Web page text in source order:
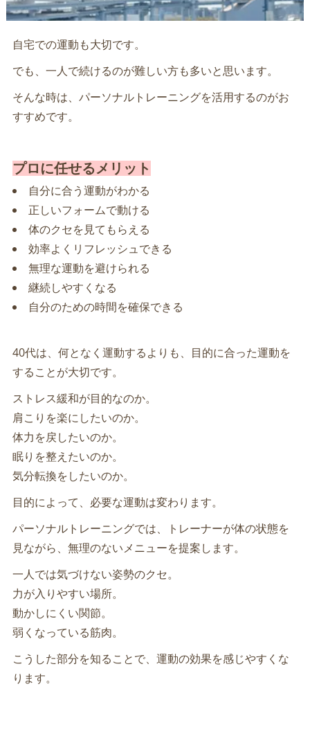
自宅での運動も大切です。
でも、一人で続けるのが難しい方も多いと思います。
そんな時は、パーソナルトレーニングを活用するのがお
すすめです。
プロに任せるメリット
自分に合う運動がわかる
正しいフォームで動ける
体のクセを見てもらえる
効率よくリフレッシュできる
無理な運動を避けられる
継続しやすくなる
自分のための時間を確保できる
40代は、何となく運動するよりも、目的に合った運動を
することが大切です。
ストレス緩和が目的なのか。
肩こりを楽にしたいのか。
体力を戻したいのか。
眠りを整えたいのか。
気分転換をしたいのか。
目的によって、必要な運動は変わります。
パーソナルトレーニングでは、トレーナーが体の状態を
見ながら、無理のないメニューを提案します。
一人では気づけない姿勢のクセ。
力が入りやすい場所。
動かしにくい関節。
弱くなっている筋肉。
こうした部分を知ることで、運動の効果を感じやすくな
ります。